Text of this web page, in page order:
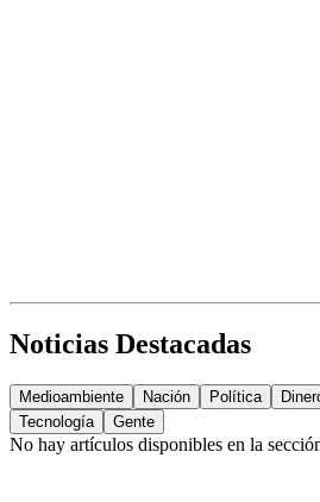
Noticias Destacadas
Medioambiente Nación Política
Tecnología
Gente
No hay artículos disponibles en la